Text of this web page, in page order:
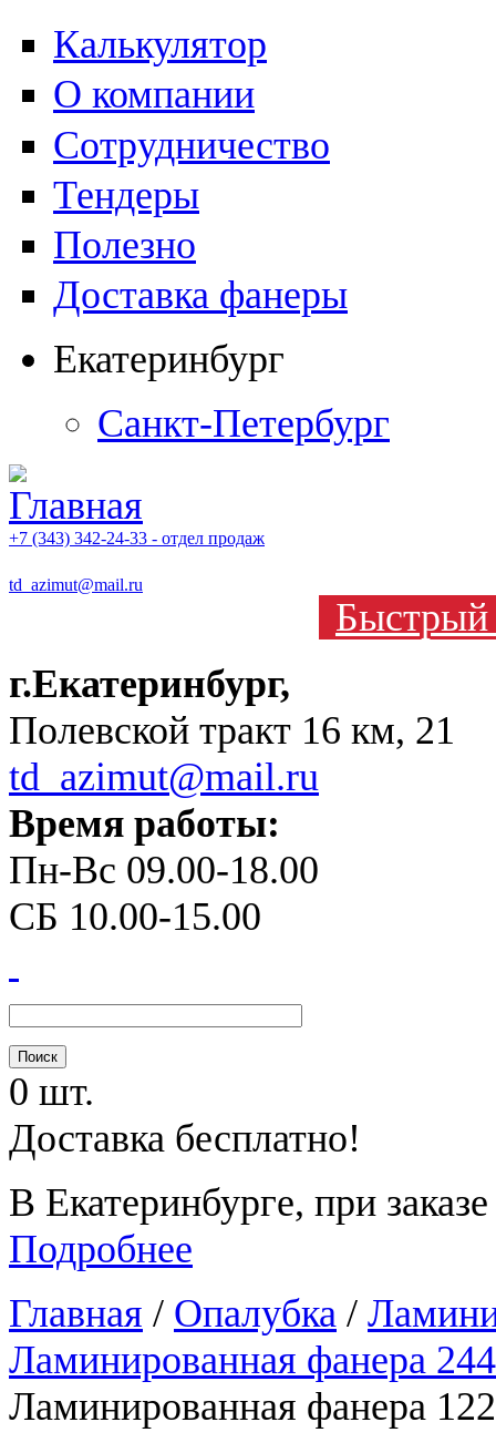
Калькулятор
О компании
Сотрудничество
Тендеры
Полезно
Доставка фанеры
Екатеринбург
Санкт-Петербург
+7 (343) 342-24-33 - отдел продаж
td_azimut@mail.ru
Быстрый
г.Екатеринбург,
Полевской тракт 16 км, 21
td_azimut@mail.ru
Время работы:
Пн-Вс 09.00-18.00
СБ 10.00-15.00
0 шт.
Доставка бесплатно!
В Екатеринбурге, при
Подробнее
Главная / Опалубка /
Ламинированная фанера
Ламинированная фанера